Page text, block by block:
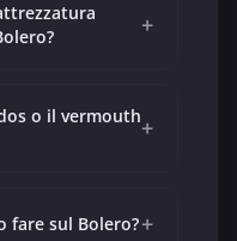
+
o il vermouth+
fare sul Bolero?+